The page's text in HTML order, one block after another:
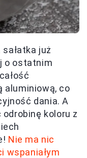
już
o ostatnim
aluminiową, co
dania. A
koloru z
Nie ma nic
wspaniałym